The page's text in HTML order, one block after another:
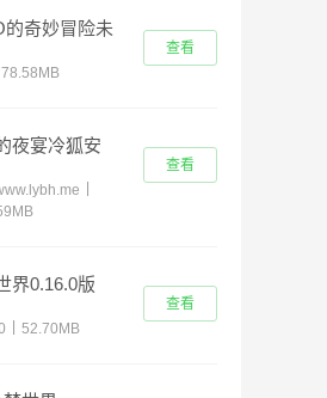
的奇妙冒险未
78.58MB
查看
夜宴冷狐安
查看
界0.16.0版
52.70MB
查看